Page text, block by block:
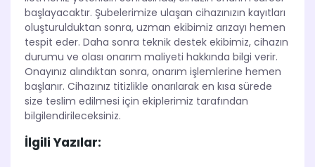
başlayacaktır. Şubelerimize ulaşan cihazınızın kayıtları
oluşturulduktan sonra, uzman ekibimiz arızayı hemen
tespit eder. Daha sonra teknik destek ekibimiz, cihazın
durumu ve olası onarım maliyeti hakkında bilgi verir.
Onayınız alındıktan sonra, onarım işlemlerine hemen
başlanır. Cihazınız titizlikle onarılarak en kısa sürede
size teslim edilmesi için ekiplerimiz tarafından
bilgilendirileceksiniz.
İlgili Yazılar: